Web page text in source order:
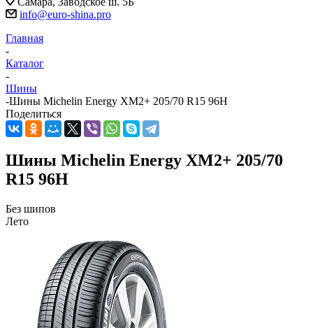
info@euro-shina.pro
Главная
-
Каталог
-
Шины
-Шины Michelin Energy XM2+ 205/70 R15 96H
Поделиться
Шины Michelin Energy XM2+ 205/70
R15 96H
Без шипов
Лето